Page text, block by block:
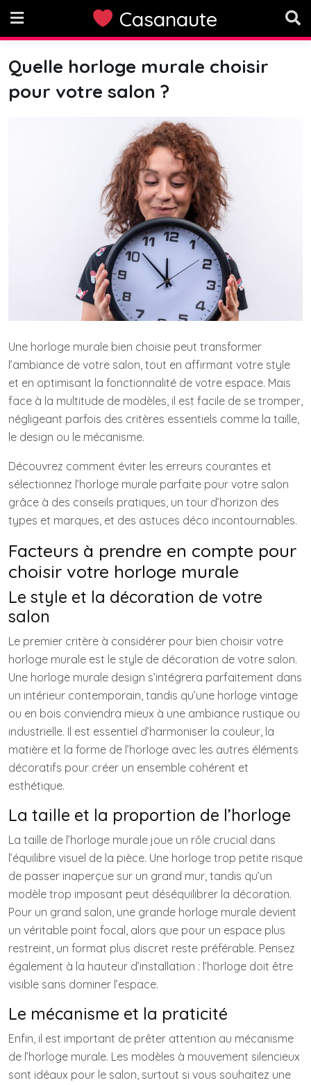
content
Casanaute
Quelle horloge murale choisir
pour votre salon ?
Une horloge murale bien choisie peut transformer
l’ambiance de votre salon, tout en affirmant votre style
et en optimisant la fonctionnalité de votre espace. Mais
face à la multitude de modèles, il est facile de se tromper,
négligeant parfois des critères essentiels comme la taille,
le design ou le mécanisme.
Découvrez comment éviter les erreurs courantes et
sélectionnez l’horloge murale parfaite pour votre salon
grâce à des conseils pratiques, un tour d’horizon des
types et marques, et des astuces déco incontournables.
Facteurs à prendre en compte pour
choisir votre horloge murale
Le style et la décoration de votre
salon
Le premier critère à considérer pour bien choisir votre
horloge murale est le style de décoration de votre salon.
Une horloge murale design s’intégrera parfaitement dans
un intérieur contemporain, tandis qu’une horloge vintage
ou en bois conviendra mieux à une ambiance rustique ou
industrielle. Il est essentiel d’harmoniser la couleur, la
matière et la forme de l’horloge avec les autres éléments
décoratifs pour créer un ensemble cohérent et
esthétique.
La taille et la proportion de l’horloge
La taille de l’horloge murale joue un rôle crucial dans
l’équilibre visuel de la pièce. Une horloge trop petite risque
de passer inaperçue sur un grand mur, tandis qu’un
modèle trop imposant peut déséquilibrer la décoration.
Pour un grand salon, une grande horloge murale devient
un véritable point focal, alors que pour un espace plus
restreint, un format plus discret reste préférable. Pensez
également à la hauteur d’installation : l’horloge doit être
visible sans dominer l’espace.
Le mécanisme et la praticité
Enfin, il est important de prêter attention au mécanisme
de l’horloge murale. Les modèles à mouvement silencieux
sont idéaux pour le salon, surtout si vous souhaitez une